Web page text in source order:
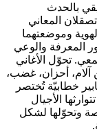
بالحدث
المعاني
وموضعتهما
المعرفة والوعي
تحوّل الأغاني
آلام، أحزان، غضب،
خطابيّة تُختصر
الأجيال
وتحوّلها لشكل